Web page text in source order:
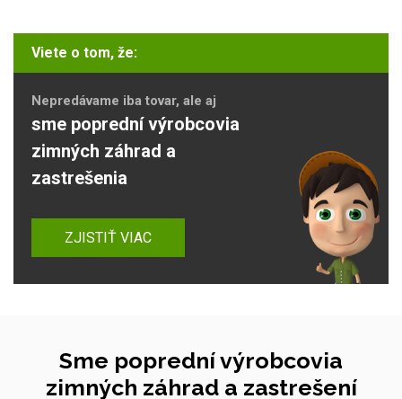
Viete o tom, že:
Nepredávame iba tovar, ale aj
sme poprední výrobcovia
zimných záhrad a
zastrešenia
ZJISTIŤ VIAC
Sme poprední výrobcovia
zimných záhrad a zastrešení